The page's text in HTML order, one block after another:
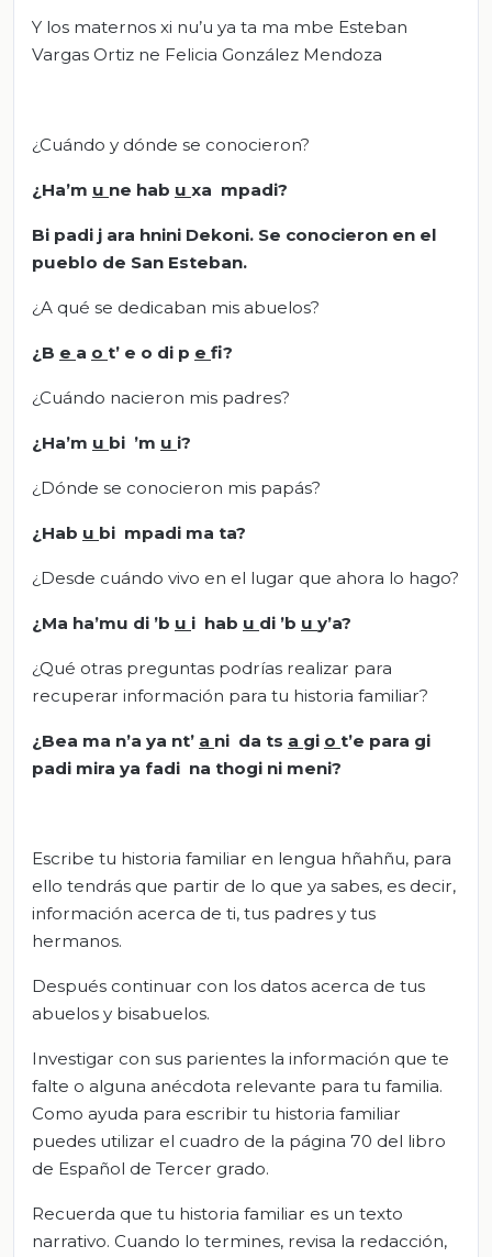
Y los maternos xi nu’u ya ta ma mbe Esteban
Vargas Ortiz ne Felicia González Mendoza
¿Cuándo y dónde se conocieron?
¿Ha’m u ne hab u xa mpadi?
Bi padi j ara hnini Dekoni. Se conocieron en el
pueblo de San Esteban.
¿A qué se dedicaban mis abuelos?
¿B e a o t’ e o di p e fi?
¿Cuándo nacieron mis padres?
¿Ha’m u bi ’m u i?
¿Dónde se conocieron mis papás?
¿Hab u bi mpadi ma ta?
¿Desde cuándo vivo en el lugar que ahora lo hago?
¿Ma ha’mu di ’b u i hab u di ’b u y’a?
¿Qué otras preguntas podrías realizar para
recuperar información para tu historia familiar?
¿Bea ma n’a ya nt’ a ni da ts a gi o t’e para gi
padi mira ya fadi na thogi ni meni?
Escribe tu historia familiar en lengua hñahñu, para
ello tendrás que partir de lo que ya sabes, es decir,
información acerca de ti, tus padres y tus
hermanos.
Después continuar con los datos acerca de tus
abuelos y bisabuelos.
Investigar con sus parientes la información que te
falte o alguna anécdota relevante para tu familia.
Como ayuda para escribir tu historia familiar
puedes utilizar el cuadro de la página 70 del libro
de Español de Tercer grado.
Recuerda que tu historia familiar es un texto
narrativo. Cuando lo termines, revisa la redacción,